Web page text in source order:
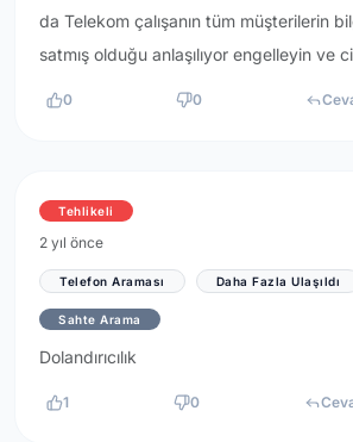
da Telekom çalışanın tüm müşterilerin
satmış olduğu anlaşılıyor engelleyin ve
0 0
Tehlikeli
2 yıl önce
Telefon Araması Daha Fazla Ulaşıldı
Sahte Arama
Dolandırıcılık
1 0